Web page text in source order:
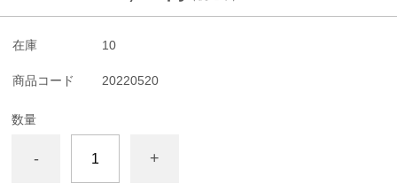
在庫 10
商品コード 20220520
数量
- +